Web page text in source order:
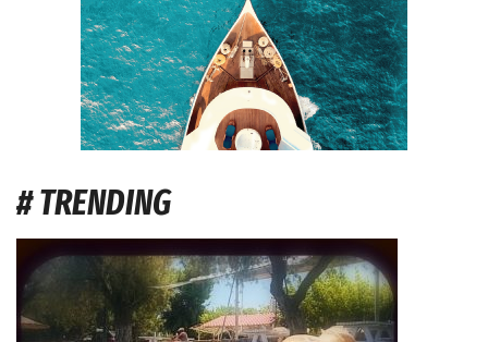
# TRENDING